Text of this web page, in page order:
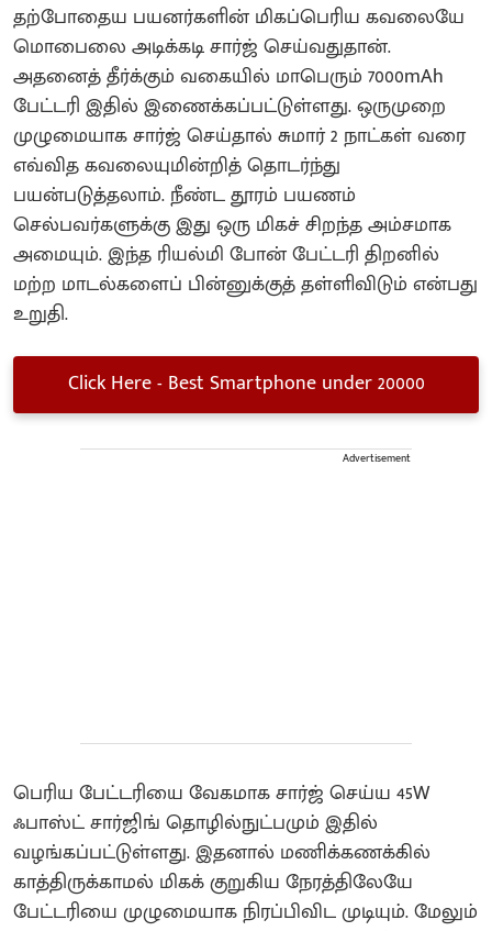
​தற்போதைய பயனர்களின் மிகப்பெரிய கவலையே
மொபைலை அடிக்கடி சார்ஜ் செய்வதுதான்.
அதனைத் தீர்க்கும் வகையில் மாபெரும் 7000mAh
பேட்டரி இதில் இணைக்கப்பட்டுள்ளது. ஒருமுறை
முழுமையாக சார்ஜ் செய்தால் சுமார் 2 நாட்கள் வரை
எவ்வித கவலையுமின்றித் தொடர்ந்து
பயன்படுத்தலாம். நீண்ட தூரம் பயணம்
செல்பவர்களுக்கு இது ஒரு மிகச் சிறந்த அம்சமாக
அமையும். இந்த ரியல்மி போன் பேட்டரி திறனில்
மற்ற மாடல்களைப் பின்னுக்குத் தள்ளிவிடும் என்பது
உறுதி.
Click Here - Best Smartphone under 20000
Advertisement
​பெரிய பேட்டரியை வேகமாக சார்ஜ் செய்ய 45W
ஃபாஸ்ட் சார்ஜிங் தொழில்நுட்பமும் இதில்
வழங்கப்பட்டுள்ளது. இதனால் மணிக்கணக்கில்
காத்திருக்காமல் மிகக் குறுகிய நேரத்திலேயே
பேட்டரியை முழுமையாக நிரப்பிவிட முடியும். மேலும்